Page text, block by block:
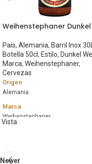
Weihenstephaner Dunkel
País, Alemania, Barril Inox 30L
Botella 50cl, Estilo, Dunkel
Marca, Weihenstephaner,
Cervezas
Origen
Alemania
Marca
Weihenstephaner
Graduación Alcohólica
Vista
Newer